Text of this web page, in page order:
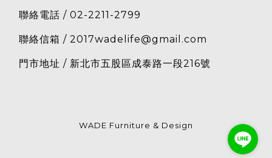
聯絡電話 / 02-2211-2799
聯絡信箱 / 2017wadelife@gmail.com
門市地址 / 新北市五股區成泰路一段216號
WADE Furniture & Design